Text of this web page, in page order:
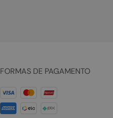
FORMAS DE PAGAMENTO